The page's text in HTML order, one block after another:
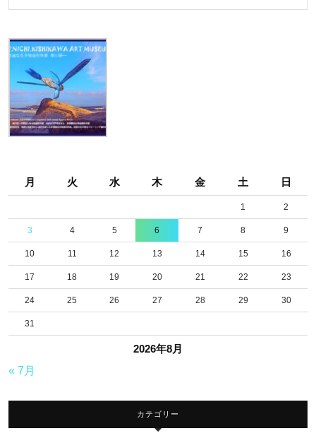
2026年8月
月 火 水 木 金 土 日
1 2
3 4 5 6 7 8 9
10 11 12 13 14 15 16
17 18 19 20 21 22 23
24 25 26 27 28 29 30
31
« 7月
カテゴリー